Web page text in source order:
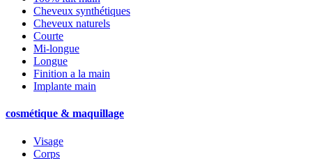
Cheveux synthétiques
Cheveux naturels
Courte
Mi-longue
Longue
Finition a la main
Implante main
cosmétique & maquillage
Visage
Corps